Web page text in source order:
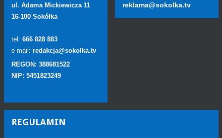
ul. Adama Mickiewicza 11
16-100 Sokółka
tel: 666 828 883
e-mail: redakcja@sokolka.tv
REGON: 388681522
NIP: 5451823249
reklama@sokolka.tv
REGULAMIN